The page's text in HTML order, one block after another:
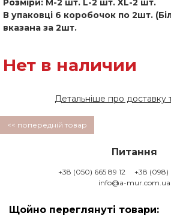
Розміри: M-2 шт. L-2 шт. XL-2 шт.
В упаковці 6 коробочок по 2шт.
вказана за 2шт.
Нет в наличии
Детальніше про доставку
<< попередній товар
Питання
+38 (050) 665 89 12
+38 (098)
info@a-mur.com.ua
Щойно переглянуті товари: